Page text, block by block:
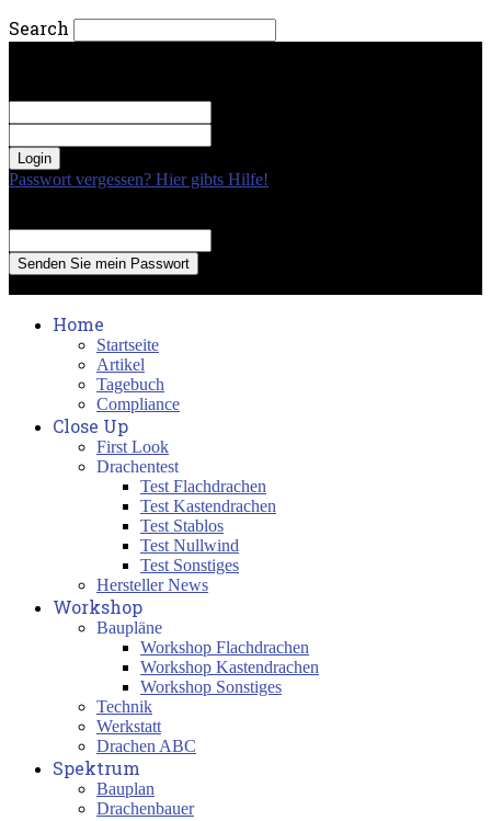
Search
Passwort vergessen? Hier gibts Hilfe!
Home
Startseite
Artikel
Tagebuch
Compliance
Close Up
First Look
Drachentest
Test Flachdrachen
Test Kastendrachen
Test Stablos
Test Nullwind
Test Sonstiges
Hersteller News
Workshop
Baupläne
Workshop Flachdrachen
Workshop Kastendrachen
Workshop Sonstiges
Technik
Werkstatt
Drachen ABC
Spektrum
Bauplan
Drachenbauer